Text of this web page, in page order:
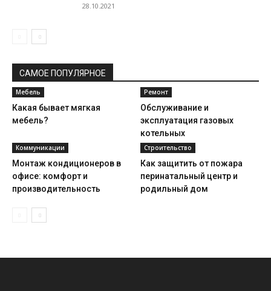
28.10.2021
САМОЕ ПОПУЛЯРНОЕ
Мебель
Какая бывает мягкая
мебель?
Ремонт
Обслуживание и
эксплуатация газовых
котельных
Коммуникации
Монтаж кондиционеров в
офисе: комфорт и
производительность
Строительство
Как защитить от пожара
перинатальный центр и
родильный дом